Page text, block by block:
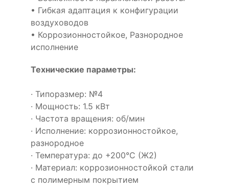
• Гибкая адаптация к конфигурации
воздуховодов
• Коррозионностойкое, Разнородное
исполнение
Технические параметры:
· Типоразмер: №4
· Мощность: 1.5 кВт
· Частота вращения: об/мин
· Исполнение: коррозионностойкое,
разнородное
· Температура: до +200°С (Ж2)
· Материал: коррозионностойкой стали
с полимерным покрытием